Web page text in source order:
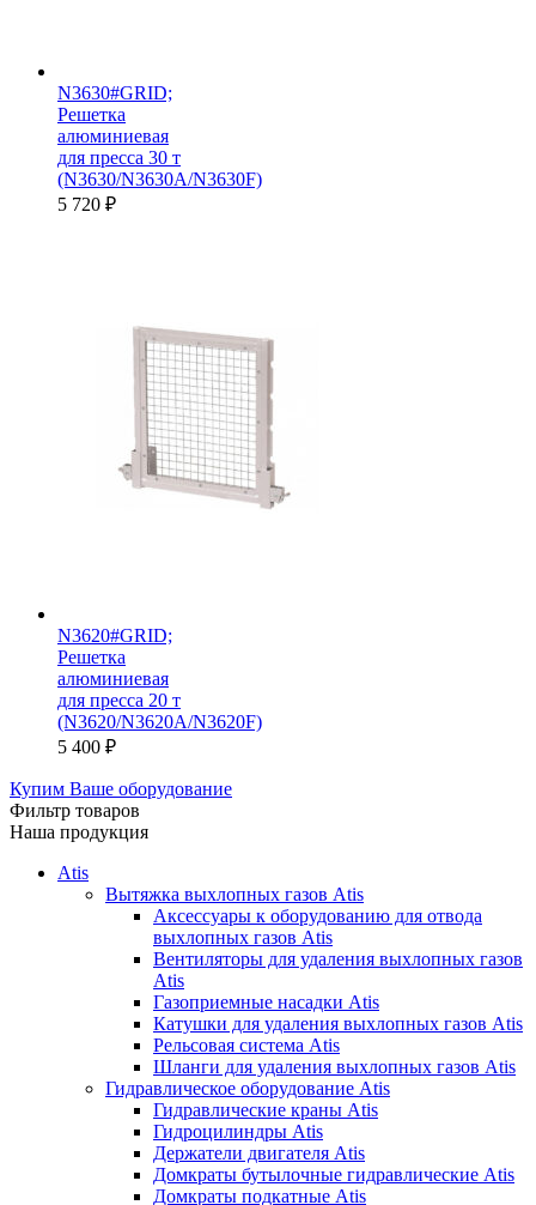
N3630#GRID;
Решетка
алюминиевая
для пресса 30 т
(N3630/N3630A/N3630F)
5 720 ₽
N3620#GRID;
Решетка
алюминиевая
для пресса 20 т
(N3620/N3620A/N3620F)
5 400 ₽
Купим Ваше оборудование
Фильтр товаров
Наша продукция
Atis
Вытяжка выхлопных газов Atis
Аксессуары к оборудованию для отвода
выхлопных газов Atis
Вентиляторы для удаления выхлопных газов
Atis
Газоприемные насадки Atis
Катушки для удаления выхлопных газов Atis
Рельсовая система Atis
Шланги для удаления выхлопных газов Atis
Гидравлическое оборудование Atis
Гидравлические краны Atis
Гидроцилиндры Atis
Держатели двигателя Atis
Домкраты бутылочные гидравлические Atis
Домкраты подкатные Atis